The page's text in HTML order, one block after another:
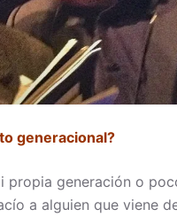
generacional?
generación o
a alguien que viene